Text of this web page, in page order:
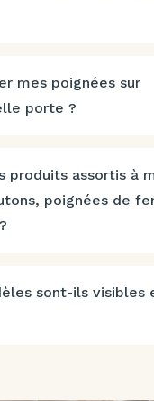
mes poignées sur
porte ?
produits assortis à
poignées de
sont-ils visibles